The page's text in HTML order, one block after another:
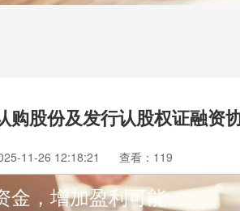
购股份及发行认股权证融资
11-26 12:18:21 查看：119
金，增加盈利可能